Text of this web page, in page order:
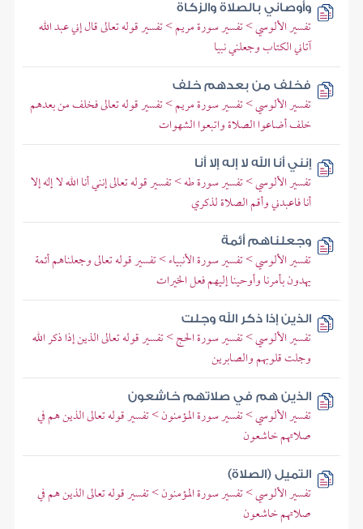
وأوصاني بالصلاة والزكاة
تفسير الألوسي > تفسير سورة مريم > تفسير قوله تعالى قال إني عبد الله
آتاني الكتاب وجعلني نبيا
فخلف من بعدهم خلف
تفسير الألوسي > تفسير سورة مريم > تفسير قوله تعالى فخلف من بعدهم
خلف أضاعوا الصلاة واتبعوا الشهوات
إنني أنا الله لا إله إلا أنا
تفسير الألوسي > تفسير سورة طه > تفسير قوله تعالى إنني أنا الله لا إله إلا
أنا فاعبدني وأقم الصلاة لذكري
وجعلناهم أئمة
تفسير الألوسي > تفسير سورة الأنبياء > تفسير قوله تعالى وجعلناهم أئمة
يهدون بأمرنا وأوحينا إليهم فعل الخيرات
الذين إذا ذكر الله وجلت
تفسير الألوسي > تفسير سورة الحج > تفسير قوله تعالى الذين إذا ذكر الله
وجلت قلوبهم والصابرين
الذين هم في صلاتهم خاشعون
تفسير الألوسي > تفسير سورة المؤمنون > تفسير قوله تعالى الذين هم في
صلاتهم خاشعون
التميل (الصلاة)
تفسير الألوسي > تفسير سورة المؤمنون > تفسير قوله تعالى الذين هم في
صلاتهم خاشعون